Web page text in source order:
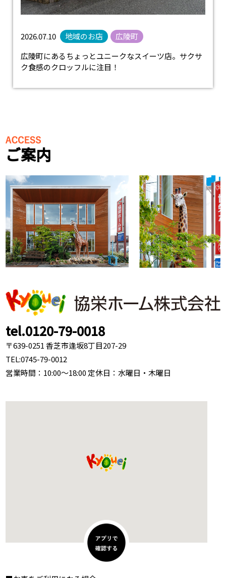
2026.07.10 地域のお店
広陵町
広陵町にあるちょっとユニークなスイーツ店。サクサ
ク食感のクロッフルに注目！
ご案内
tel.0120-79-0018
〒639-0251 香芝市逢坂8丁目207-29
TEL:0745-79-0012
営業時間：10:00～18:00 定休日：水曜日・木曜日